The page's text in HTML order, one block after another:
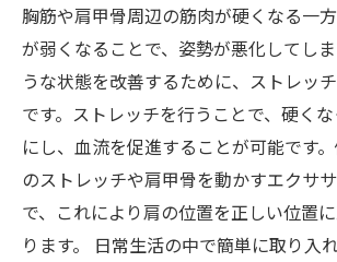
胸筋や肩甲骨周辺の筋肉が硬くなる一
が弱くなることで、姿勢が悪化してし
うな状態を改善するために、ストレッ
です。ストレッチを行うことで、硬く
にし、血流を促進することが可能です
のストレッチや肩甲骨を動かすエクサ
で、これにより肩の位置を正しい位置
ります。 日常生活の中で簡単に取り入